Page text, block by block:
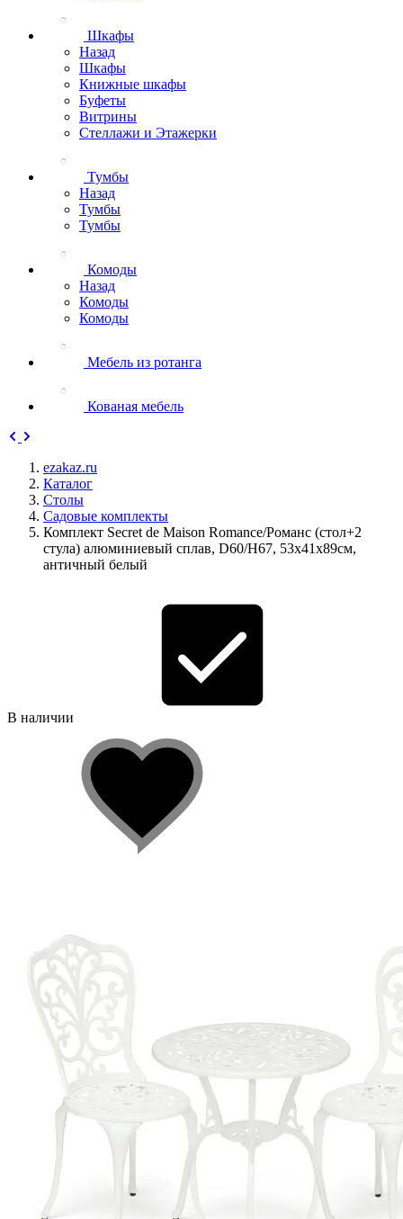
Шкафы
Назад
Шкафы
Книжные шкафы
Буфеты
Витрины
Стеллажи и Этажерки
Тумбы
Назад
Тумбы
Тумбы
Комоды
Назад
Комоды
Комоды
Мебель из ротанга
Кованая мебель
ezakaz.ru
Каталог
Столы
Садовые комплекты
Комплект Secret de Maison Romance/Романс (стол+2
стула) алюминиевый сплав, D60/H67, 53х41х89см,
античный белый
В наличии